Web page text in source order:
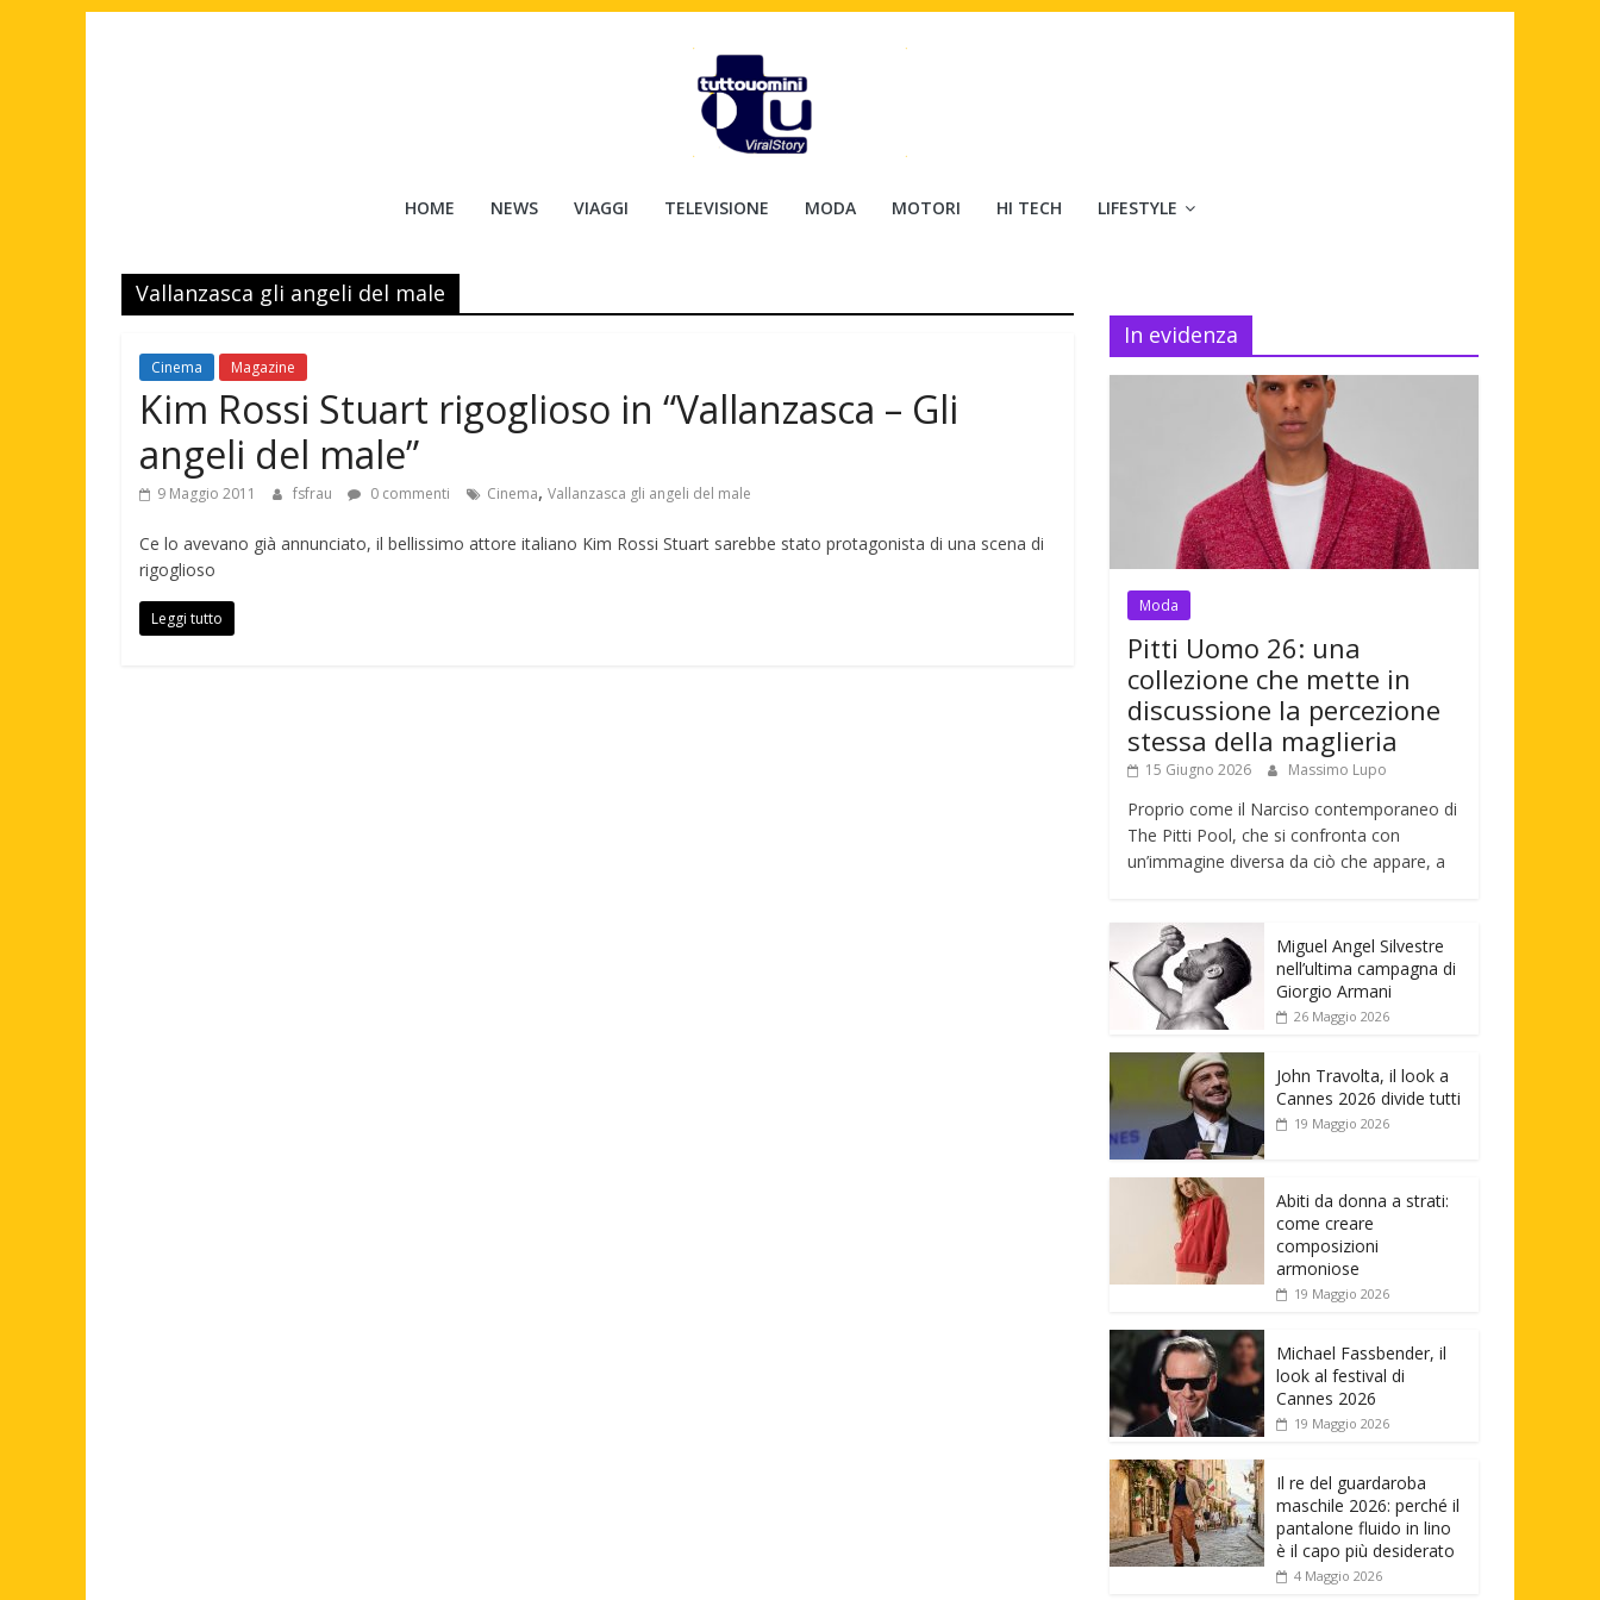
Tuttouomini
Cinema,
Motori,
gay
news
moda
maschile
HOME NEWS VIAGGI TELEVISIONE MODA MOTORI HI TECH LIFESTYLE
Vallanzasca gli angeli del male
Cinema Magazine
Kim Rossi Stuart rigoglioso in “Vallanzasca – Gli
angeli del male”
9 Maggio 2011 fsfrau 0 commenti Cinema, Vallanzasca gli angeli del male
Ce lo avevano già annunciato, il bellissimo attore italiano Kim Rossi Stuart sarebbe stato protagonista di una scena di
rigoglioso
Leggi tutto
In evidenza
Moda
Pitti Uomo 26: una
collezione che mette in
discussione la percezione
stessa della maglieria
15 Giugno 2026 Massimo Lupo
Proprio come il Narciso contemporaneo di
The Pitti Pool, che si confronta con
un’immagine diversa da ciò che appare, a
Miguel Angel Silvestre
nell’ultima campagna di
Giorgio Armani
26 Maggio 2026
John Travolta, il look a
Cannes 2026 divide tutti
19 Maggio 2026
Abiti da donna a strati:
come creare
composizioni
armoniose
19 Maggio 2026
Michael Fassbender, il
look al festival di
Cannes 2026
19 Maggio 2026
Il re del guardaroba
maschile 2026: perché il
pantalone fluido in lino
è il capo più desiderato
4 Maggio 2026